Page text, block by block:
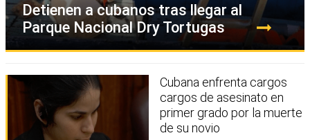
Detienen a cubanos tras llegar al
Parque Nacional Dry Tortugas
Cubana enfrenta cargos
cargos de asesinato en
primer grado por la muerte
de su novio